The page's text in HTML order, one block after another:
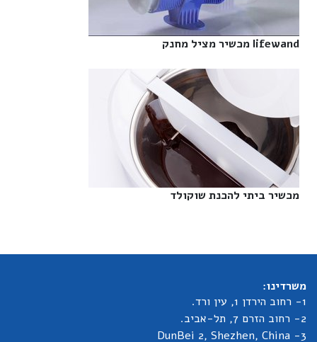
lifewand מכשיר מציל מחנק‎
מכשיר ביתי להכנת שוקולד‎
משרדינו:
1- רחוב הירדן 1, עין ורד.
2- רחוב הזרם 7, תל-אביב.
3- DunBei 2, Shezhen, China